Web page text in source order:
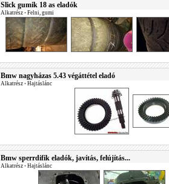
Slick gumik 18 as eladók
Alkatrész • Felni, gumi
Bmw nagyházas 5.43 végáttétel eladó
Alkatrész • Hajtáslánc
Bmw sperrdifik eladók, javítás, felújítás...
Alkatrész • Hajtáslánc